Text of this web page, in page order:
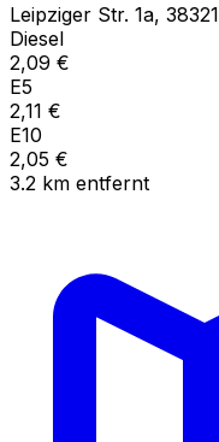
Leipziger Str. 1a, 38321
Diesel
2,09 €
E5
2,11 €
E10
2,05 €
3.2 km entfernt